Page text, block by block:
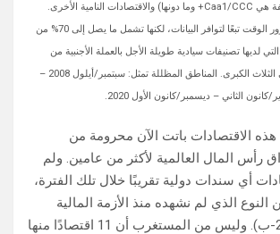
الائتمانية السيادية الضعيفة هي Caa1/CCC+ وما دونها) والاقتصادات النامية الأخرى.
وتختلف عينة البلدان بمرور الوقت تبعًا لتوافر البيانات، لكنها تشمل ما يصل إلى 70% من
لديها تصنيفات سيادية طويلة الأجل بالعملة الأجنبية من
وكالات التصنيف الائتماني الثلاث الكبرى. المناطق المظللة تمثل: سبتمبر/أيلول 2008 –
الاقتصادات باتت الآن محرومة من
رأس المال العالمية لأكثر من عامين. ولم
أي سندات دولية تقريبًا خلال تلك الفترة،
الذي لم نشهده منذ الأزمة المالية
العالمية (الشكل 2-ب). وليس من المستغرب أن 11 اقتصادًا منها